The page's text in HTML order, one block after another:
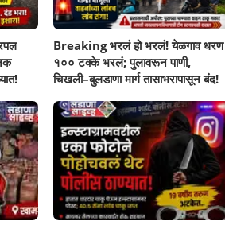
Breaking भरलं हो भरलं! येळगाव धरण
१०० टक्के भरलं; पुलावरून पाणी,
चिखली–बुलडाणा मार्ग तासाभरापासून बंद!